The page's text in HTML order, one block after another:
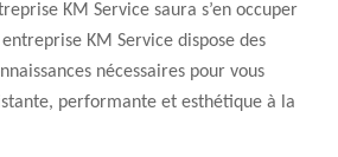
KM Service saura s’en occuper
KM Service dispose des
nécessaires pour vous
performante et esthétique à la